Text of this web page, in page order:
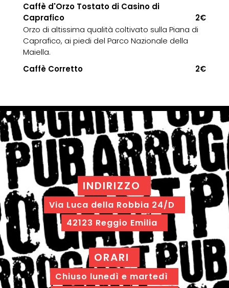
Caffè d'Orzo Tostato di Casino di
Caprafico
2€
Orzo di altissima qualità coltivato sulla Piana di
Caprafico, ai piedi del Parco Nazionale della
Maiella.
Caffè Corretto
2€
INDIRIZZO
Via Luca della Robbia 24/D
42123 Reggio Emilia
ORARI
Chiuso lunedì e martedì